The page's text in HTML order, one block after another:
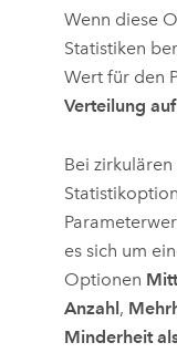
Wenn diese
Statistiken
Wert für den
Verteilung
Bei
es sich um
Optionen
Anzahl,
Minderheit